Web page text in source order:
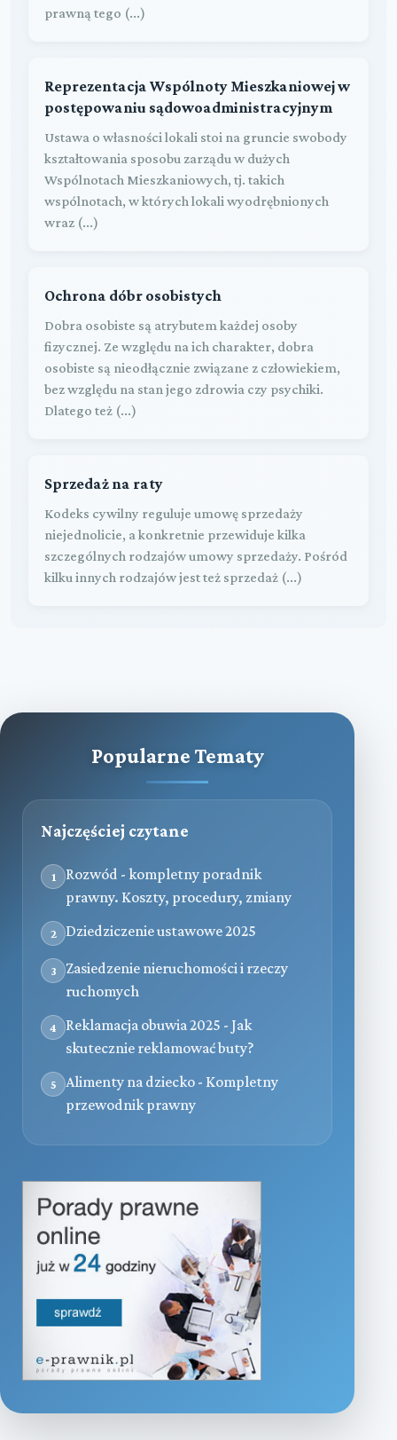
prawną tego (...)
Reprezentacja Wspólnoty Mieszkaniowej w
postępowaniu sądowoadministracyjnym
Ustawa o własności lokali stoi na gruncie swobody
kształtowania sposobu zarządu w dużych
Wspólnotach Mieszkaniowych, tj. takich
wspólnotach, w których lokali wyodrębnionych
wraz (...)
Ochrona dóbr osobistych
Dobra osobiste są atrybutem każdej osoby
fizycznej. Ze względu na ich charakter, dobra
osobiste są nieodłącznie związane z człowiekiem,
bez względu na stan jego zdrowia czy psychiki.
Dlatego też (...)
Sprzedaż na raty
Kodeks cywilny reguluje umowę sprzedaży
niejednolicie, a konkretnie przewiduje kilka
szczególnych rodzajów umowy sprzedaży. Pośród
kilku innych rodzajów jest też sprzedaż (...)
Popularne Tematy
Najczęściej czytane
1
Rozwód - kompletny poradnik
prawny. Koszty, procedury, zmiany
2 Dziedziczenie ustawowe 2025
3
Zasiedzenie nieruchomości i rzeczy
ruchomych
4
Reklamacja obuwia 2025 - Jak
skutecznie reklamować buty?
5
Alimenty na dziecko - Kompletny
przewodnik prawny